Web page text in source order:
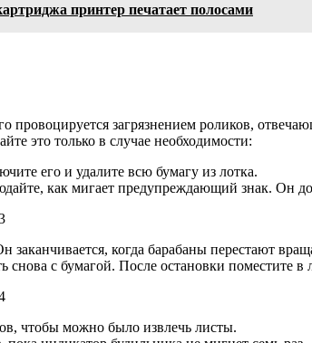
принтер печатает полосами
провоцируется загрязнением роликов,
это только в случае необходимости:
его и удалите всю бумагу из лотка.
как мигает предупреждающий знак. Он
заканчивается, когда барабаны перестают
снова с бумагой. После остановки поместите
чтобы можно было извлечь листы.